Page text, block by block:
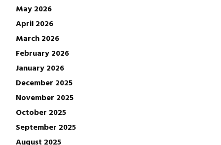
May 2026
April 2026
March 2026
February 2026
January 2026
December 2025
November 2025
October 2025
September 2025
August 2025